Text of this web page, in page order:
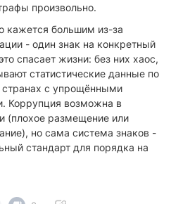
произвольно.
кажется большим из-за
- один знак на конкретный
спасает жизни: без них хаос,
статистические данные по
с упрощёнными
Коррупция возможна в
(плохое размещение или
но сама система знаков -
стандарт для порядка на